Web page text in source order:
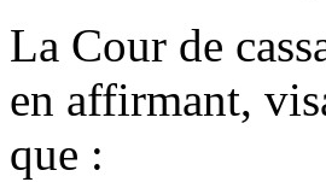
La Cour de
en affirmant,
que :